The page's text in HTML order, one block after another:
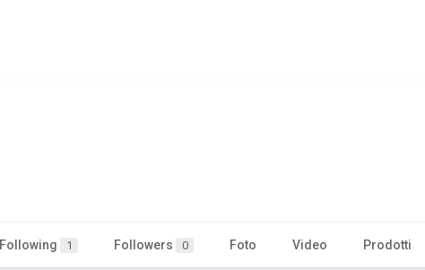
Following 1 Followers 0 Foto Video Prodotti